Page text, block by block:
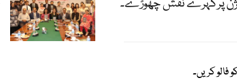
پرگہرے نقش چھوڑے۔
فالو کریں۔